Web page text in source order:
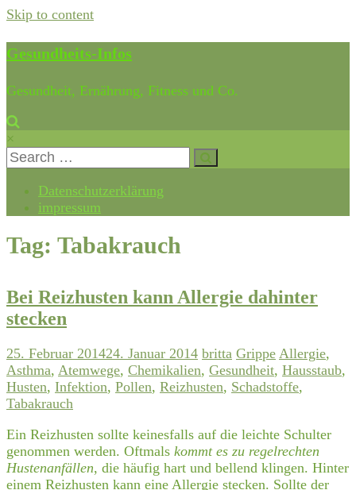
Skip to content
Gesundheits-Infos
Gesundheit, Ernährung, Fitness und Co.
×
Datenschutzerklärung
impressum
Tag: Tabakrauch
Bei Reizhusten kann Allergie dahinter
stecken
25. Februar 201424. Januar 2014 britta Grippe Allergie,
Asthma, Atemwege, Chemikalien, Gesundheit, Hausstaub,
Husten, Infektion, Pollen, Reizhusten, Schadstoffe,
Tabakrauch
Ein Reizhusten sollte keinesfalls auf die leichte Schulter
genommen werden. Oftmals kommt es zu regelrechten
Hustenanfällen, die häufig hart und bellend klingen. Hinter
einem Reizhusten kann eine Allergie stecken. Sollte der